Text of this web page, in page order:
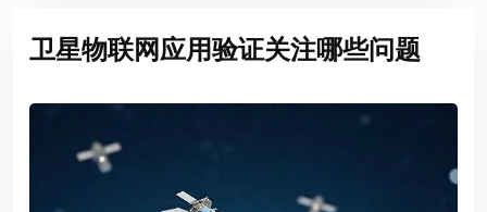
卫星物联网应用验证关注哪些问题